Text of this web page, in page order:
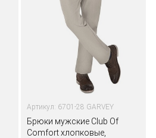
Артикул: 6701-28 GARVEY
Брюки мужские Club Of
Comfort хлопковые,